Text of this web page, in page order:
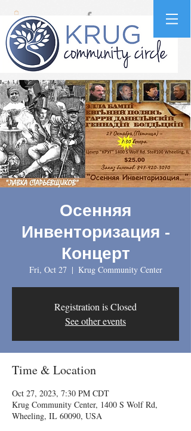
Осенняя
Инвенторизация -
Концерт
Fri, Oct 27
  |
Krug Community Center
Registration is Closed
See other events
Time & Location
Oct 27, 2023, 7:30 PM CDT
Krug Community Center, 1400 S Wolf Rd,
Wheeling, IL 60090, USA